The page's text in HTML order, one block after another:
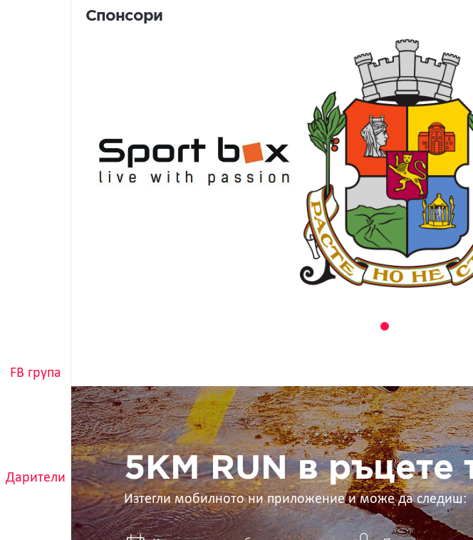
FB група
Дарители
Спонсори
5KM
RUN
в
ръцете
ти
5KM RUN в ръцете
Изтегли мобилното ни приложение и може да следиш: